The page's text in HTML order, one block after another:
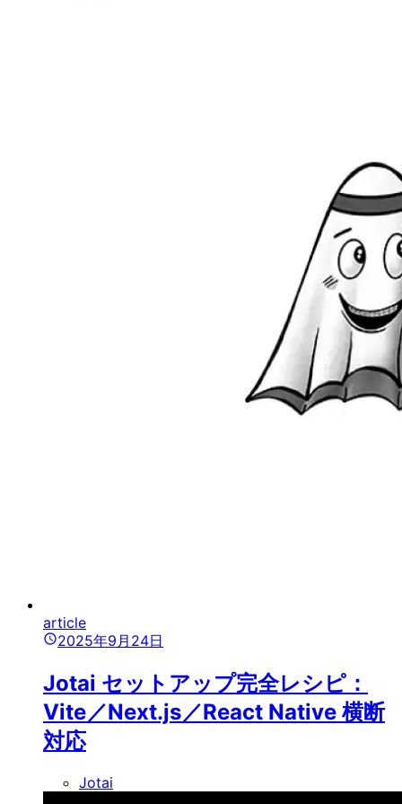
article
2025年9月24日
Jotai セットアップ完全レシピ：
Vite／Next.js／React Native 横断
対応
Jotai